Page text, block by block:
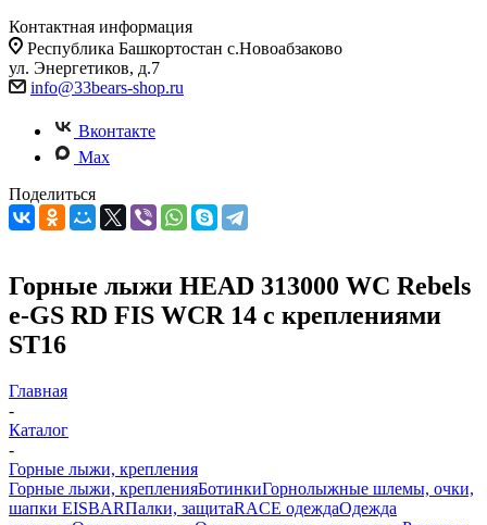
Контактная информация
Республика Башкортостан с.Новоабзаково
ул. Энергетиков, д.7
info@33bears-shop.ru
Вконтакте
Max
Поделиться
Горные лыжи HEAD 313000 WC Rebels
e-GS RD FIS WCR 14 с креплениями
ST16
Главная
-
Каталог
-
Горные лыжи, крепления
Горные лыжи, крепленияБотинкиГорнолыжные шлемы, очки,
шапки EISBARПалки, защитаRACE одеждаОдежда